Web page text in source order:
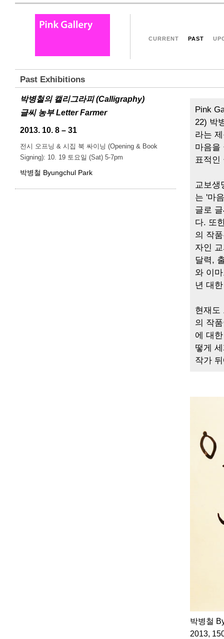
CURRENT PAST
Past Exhibitions
박병철의 캘리그라피 (Calligraphy)
글씨 농부 Letter Farmer
2013. 10. 8 – 31
전시 오프닝 & 시집 북 싸이닝 (Opening & Book
Signing): 10. 19 토요일 (Sat) 5-7pm
박병철 Byungchul Park
Pink
22) 박
라는
마음을
표적인
교보생
는 '마
글로
다. 또
의 작
자인
달력,
와 이
년 대
현재도
의 작
에 대
떻게
작가
박병철
2013,